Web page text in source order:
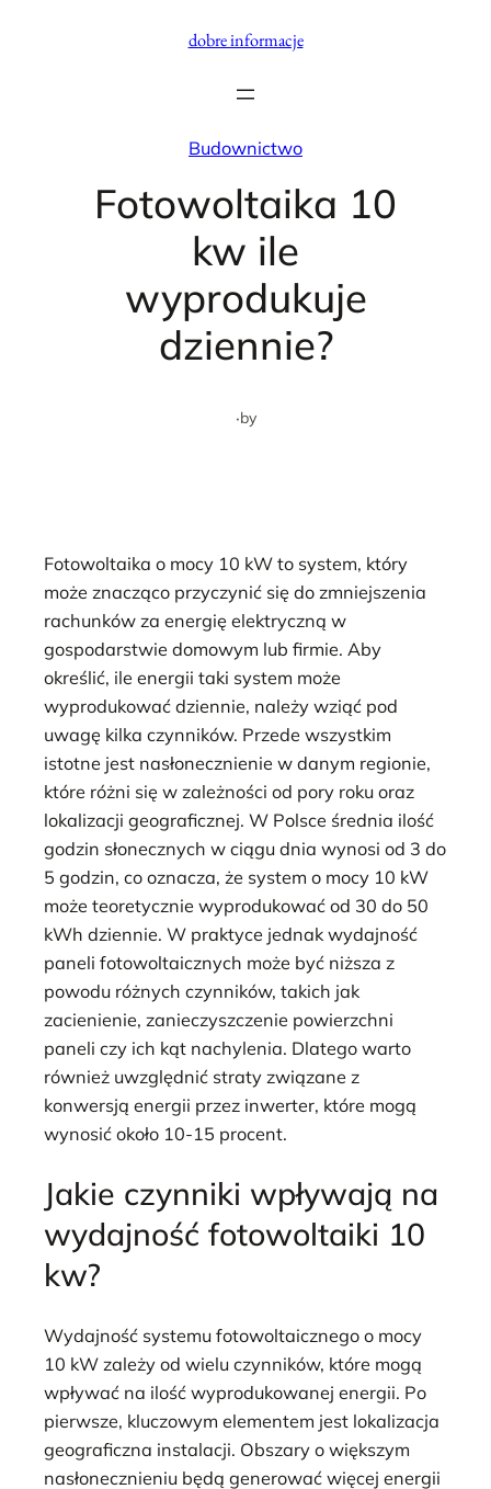
dobre informacje
Budownictwo
Fotowoltaika 10
kw ile
wyprodukuje
dziennie?
·by
Fotowoltaika o mocy 10 kW to system, który
może znacząco przyczynić się do zmniejszenia
rachunków za energię elektryczną w
gospodarstwie domowym lub firmie. Aby
określić, ile energii taki system może
wyprodukować dziennie, należy wziąć pod
uwagę kilka czynników. Przede wszystkim
istotne jest nasłonecznienie w danym regionie,
które różni się w zależności od pory roku oraz
lokalizacji geograficznej. W Polsce średnia ilość
godzin słonecznych w ciągu dnia wynosi od 3 do
5 godzin, co oznacza, że system o mocy 10 kW
może teoretycznie wyprodukować od 30 do 50
kWh dziennie. W praktyce jednak wydajność
paneli fotowoltaicznych może być niższa z
powodu różnych czynników, takich jak
zacienienie, zanieczyszczenie powierzchni
paneli czy ich kąt nachylenia. Dlatego warto
również uwzględnić straty związane z
konwersją energii przez inwerter, które mogą
wynosić około 10-15 procent.
Jakie czynniki wpływają na
wydajność fotowoltaiki 10
kw?
Wydajność systemu fotowoltaicznego o mocy
10 kW zależy od wielu czynników, które mogą
wpływać na ilość wyprodukowanej energii. Po
pierwsze, kluczowym elementem jest lokalizacja
geograficzna instalacji. Obszary o większym
nasłonecznieniu będą generować więcej energii